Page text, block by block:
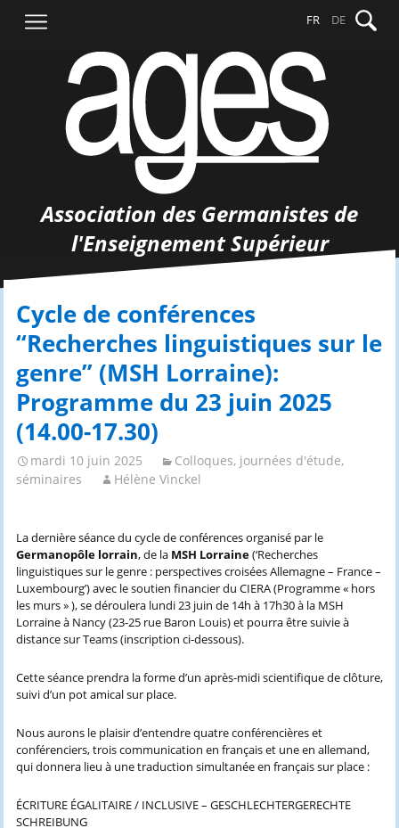
contenu
FR DE
Association des Germanistes de
l'Enseignement Supérieur
Cycle de conférences
“Recherches linguistiques sur le
genre” (MSH Lorraine):
Programme du 23 juin 2025
(14.00-17.30)
mardi 10 juin 2025
Colloques, journées d'étude,
séminaires
Hélène Vinckel
La dernière séance du cycle de conférences organisé par le
Germanopôle lorrain, de la MSH Lorraine(‘Recherches
linguistiques sur le genre : perspectives croisées Allemagne – France –
Luxembourg’) avec le soutien financier du CIERA (Programme « hors
les murs » ), se déroulera lundi 23 juin de 14h à 17h30 à la MSH
Lorraine à Nancy (23-25 rue Baron Louis) et pourra être suivie à
distance sur Teams (inscription ci-dessous).
Cette séance prendra la forme d’un après-midi scientifique de clôture,
suivi d’un pot amical sur place.
Nous aurons le plaisir d’entendre quatre conférencières et
conférenciers, trois communication en français et une en allemand,
qui donnera lieu à une traduction simultanée en français sur place :
ÉCRITURE ÉGALITAIRE / INCLUSIVE – GESCHLECHTERGERECHTE
SCHREIBUNG